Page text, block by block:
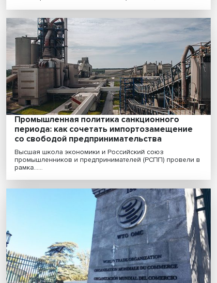
Жизнь в санкционном режиме: как
экономика приспосабливается к новому
порядку
Санкции меняют устройство не только российской,
всей мировой экономики. Как это работает, по......